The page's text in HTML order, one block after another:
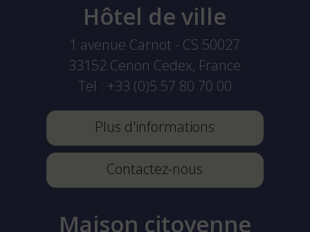
Hôtel de ville
1 avenue Carnot - CS 50027
33152 Cenon Cedex, France
Tel : +33 (0)5 57 80 70 00
Plus d'informations
Contactez-nous
Maison citoyenne